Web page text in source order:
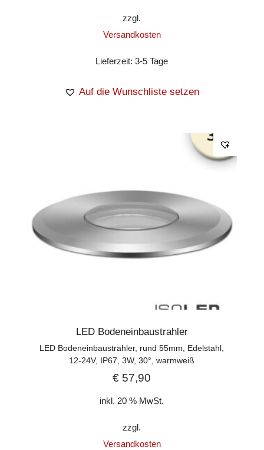
zzgl.
Versandkosten
Lieferzeit:3-5 Tage
Auf die Wunschliste setzen
LED Bodeneinbaustrahler
LED Bodeneinbaustrahler, rund 55mm, Edelstahl,
12-24V, IP67, 3W, 30°, warmweiß
€ 57,90
inkl. 20 % MwSt.
zzgl.
Versandkosten